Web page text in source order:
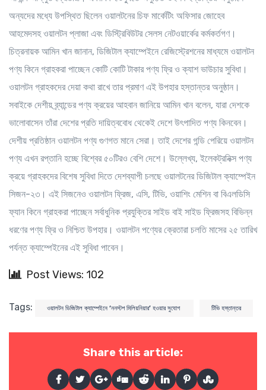
অন্যদের মধ্যে উপস্থিত ছিলেন ওয়ালটনের চিফ মার্কেটিং অফিসার জোহেব
আহমেদসহ ওয়ালটন প্লাজা এবং ডিস্ট্রিবিউটর সেলস নেটওয়ার্কের কর্মকর্তগণ।
চিত্রনায়ক আমিন খান জানান, ডিজিটাল ক্যাম্পেইনে রেজিস্ট্রেশনের মাধ্যমে ওয়ালটন
পণ্য কিনে গ্রাহকরা পাচ্ছেন কোটি কোটি টাকার পণ্য ফ্রি ও ক্যাশ ভাউচার সুবিধা।
ওয়ালটন গ্রাহকদের দেয়া কথা রাখে তার প্রমাণ এই উপহার হস্তান্তর অনুষ্ঠান।
সবাইকে দেশীয় ব্র্যান্ডের পণ্য ক্রয়ের আহবান জানিয়ে আমিন খান বলেন, যারা দেশকে
ভালোবাসেন তাঁরা দেশের প্রতি দায়িত্ববোধ থেকেই দেশে উৎপাদিত পণ্য কিনবেন।
দেশীয় প্রতিষ্ঠান ওয়ালটন পণ্য গুণগত মানে সেরা। তাই দেশের গন্ডি পেরিয়ে ওয়ালটন
পণ্য এখন রপ্তানি হচ্ছে বিশ্বের ৫০টিরও বেশি দেশে। উল্লেখ্য, ইলেকট্রনিক্স পণ্য
ক্রয়ে গ্রাহকদের বিশেষ সুবিধা দিতে দেশব্যাপী চলছে ওয়ালটনের ডিজিটাল ক্যাম্পেইন
সিজন-২৩। এই সিজনেও ওয়ালটন ফ্রিজ, এসি, টিভি, ওয়াশিং মেশিন বা বিএলডিসি
ফ্যান কিনে গ্রাহকরা পাচ্ছেন সর্বাধুনিক প্রযুক্তির সাইড বাই সাইড ফ্রিজসহ বিভিন্ন
ধরণের পণ্য ফ্রি ও নিশ্চিত উপহার। ওয়ালটন পণ্যের ক্রেতারা চলতি মাসের ২৫ তারিখ
পর্যন্ত ক্যাম্পেইনের এই সুবিধা পাবেন।
Post Views: 102
Tags: ওয়ালটন ডিজিটাল ক্যাম্পেইনে ‘ননস্টপ মিলিয়নিয়ার’ হওয়ার সুযোগ টিভি হস্তান্তর
Share this article: